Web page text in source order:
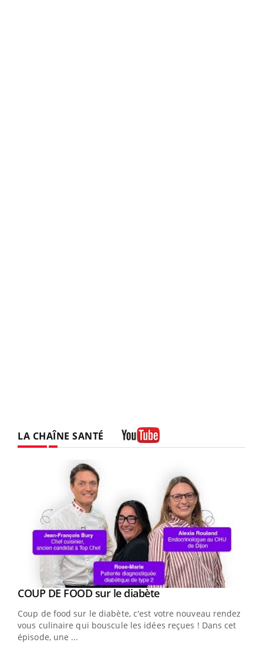
LA CHAÎNE SANTÉ
Youtube
COUP DE FOOD sur le diabèteYoutube
Coup de food sur le diabète, c'est votre nouveau rendez-
vous culinaire qui bouscule les idées reçues ! Dans cet
épisode, une ...
Youtube
Quand l’entreprise mise sur le bien être global
"Les rendez-vous de la santé et de la qualité de vie au
travail" de Pourquoi Docteur reçoivent Régis Blugeon,
DRH et directeur ...